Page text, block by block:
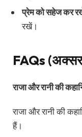
प्रेम को सहेज कर
रखें।
FAQs
राजा और रानी की
राजा और रानी की
हैं।